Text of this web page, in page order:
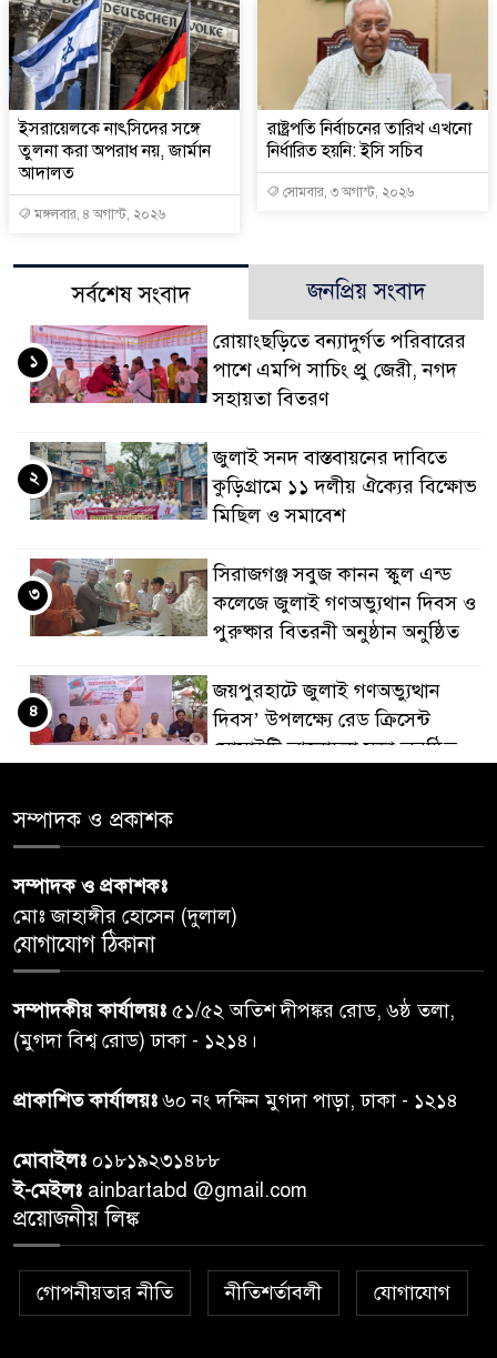
ইসরায়েলকে নাৎসিদের সঙ্গে
তুলনা করা অপরাধ নয়, জার্মান
আদালত
মঙ্গলবার, ৪ অগাস্ট, ২০২৬
রাষ্ট্রপতি নির্বাচনের তারিখ এখনো
নির্ধারিত হয়নি: ইসি সচিব
সোমবার, ৩ অগাস্ট, ২০২৬
সর্বশেষ সংবাদ জনপ্রিয় সংবাদ
রোয়াংছড়িতে বন্যাদুর্গত পরিবারের
পাশে এমপি সাচিং প্রু জেরী, নগদ
সহায়তা বিতরণ
১
জুলাই সনদ বাস্তবায়নের দাবিতে
কুড়িগ্রামে ১১ দলীয় ঐক্যের বিক্ষোভ
মিছিল ও সমাবেশ
২
সিরাজগঞ্জ সবুজ কানন স্কুল এন্ড
কলেজে জুলাই গণঅভ্যুথান দিবস ও
পুরুষ্কার বিতরনী অনুষ্ঠান অনুষ্ঠিত
৩
জয়পুরহাটে জুলাই গণঅভ্যুত্থান
দিবস’ উপলক্ষ্যে রেড ক্রিসেন্ট
সোসাইটি আলোচনা সভা অনুষ্ঠিত
৪
দিবস-২০২৬’।
৫
মাঝে ১৩ লক্ষ ১৫ হাজার টাকা
বিতরণ
৬
বান্দরবানে বন্যায় ক্ষতিগ্রস্তদের
দক্ষিণ চট্টগ্রামের এক অসহায় ও
দৃষ্টান্ত স্থাপন করেছে “চট্টলা ব্লাড
ডোনার্স ক্লাব” এবং “হাসিমুখ পরিবার”
৮
সম্পাদক ও প্রকাশক
সম্পাদক ও প্রকাশকঃ
মোঃ জাহাঙ্গীর হোসেন (দুলাল)
যোগাযোগ ঠিকানা
সম্পাদকীয় কার্যালয়ঃ ৫১/৫২ অতিশ দীপঙ্কর রোড, ৬ষ্ঠ তলা,
(মুগদা বিশ্ব রোড) ঢাকা - ১২১৪।
প্রাকাশিত কার্যালয়ঃ৬০ নং দক্ষিন মুগদা পাড়া, ঢাকা - ১২১৪
মোবাইলঃ ০১৮১৯২৩১৪৮৮
ই-মেইলঃ ainbartabd @gmail.com
প্রয়োজনীয় লিঙ্ক
গোপনীয়তার নীতি নীতিশর্তাবলী যোগাযোগ